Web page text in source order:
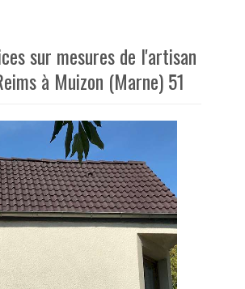
sur mesures de l'artisan
à Muizon (Marne) 51